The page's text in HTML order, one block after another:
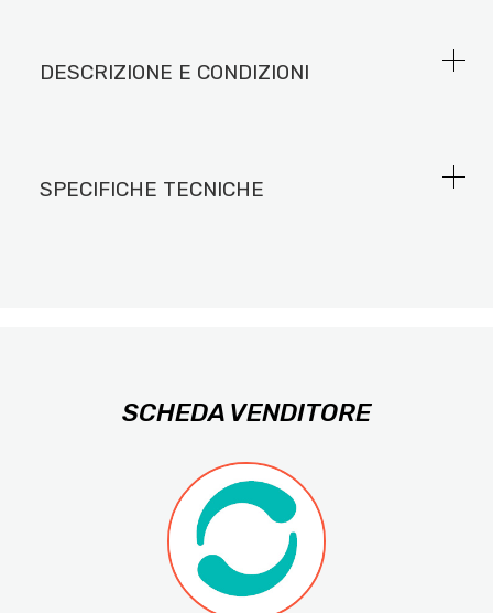
DESCRIZIONE E CONDIZIONI
SPECIFICHE TECNICHE
SCHEDA VENDITORE